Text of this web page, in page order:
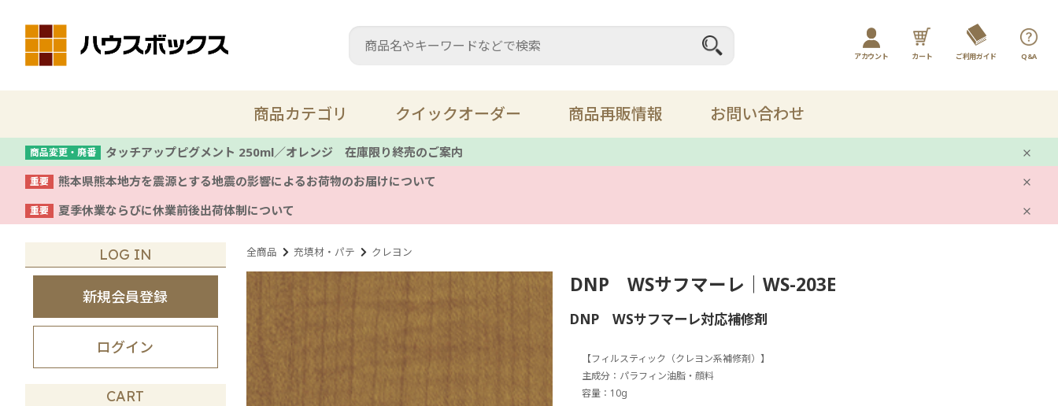
商品変更・廃番 タッチアップピグメント 250ml／オレンジ 在庫限り終売のご案内
重要 熊本県熊本地方を震源とする地震の影響によるお荷物のお届けについて
重要 夏季休業ならびに休業前後出荷体制について
アカウント カート ご利用ガイド Q&A
商品カテゴリ
着色剤・塗料
コテ
レザーメンテナンス
キット
養生
ツール
備品
その他・DIY・
メンテナンス商品 オレフィンシート 全ての商品を見る
クイックオーダー 商品再販情報 お問い合わせ
全商品 充填材・パテ クレヨン
DNP WSサフマーレ｜WS-203E
DNP WSサフマーレ対応補修剤
【フィルスティック（クレヨン系補修剤）】
主成分：パラフィン油脂・顔料
容量：10g
LOG IN
ログイン
新規会員登録
CART